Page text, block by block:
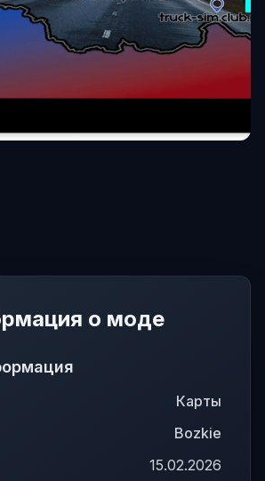
о моде
Карты
Bozkie
15.02.2026